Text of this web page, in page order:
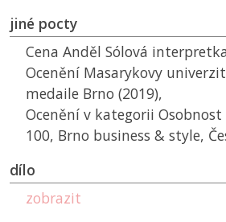
jiné pocty
Cena Anděl Sólová
Ocenění Masarykovy
medaile Brno (2019),
Ocenění v kategorii Osobnost
100, Brno business & style,
dílo
zobrazit